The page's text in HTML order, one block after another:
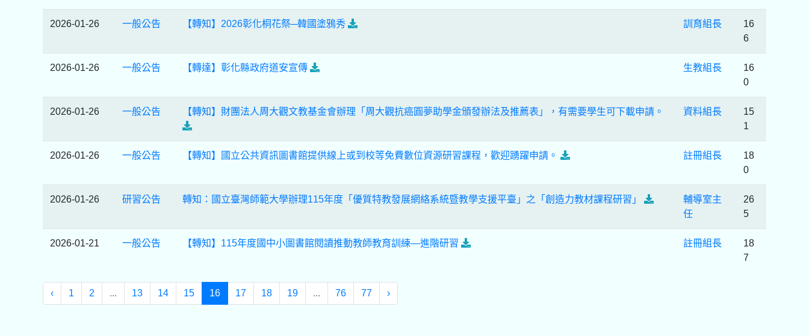
2026-01-26 一般公告 【轉知】2026彰化桐花祭─韓國塗鴉秀 訓育組長
16
6
2026-01-26 一般公告 【轉達】彰化縣政府道安宣傳 生教組長
16
0
2026-01-26 一般公告 【轉知】財團法人周大觀文教基金會辦理「周大觀抗癌圓夢助學金頒發辦法及推薦表」，有需要學生可下載申請。 資料組長
15
1
2026-01-26 一般公告 【轉知】國立公共資訊圖書館提供線上或到校等免費數位資源研習課程，歡迎踴躍申請。 註冊組長
18
0
2026-01-26 研習公告 轉知：國立臺灣師範大學辦理115年度「優質特教發展網絡系統暨教學支援平臺」之「創造力教材課程研習」
輔導室主
任
26
5
2026-01-21 一般公告 【轉知】115年度國中小圖書館閱讀推動教師教育訓練—進階研習 註冊組長
18
7
‹ 1 2 ... 13 14 15 16 17 18 19 ... 76 77 ›